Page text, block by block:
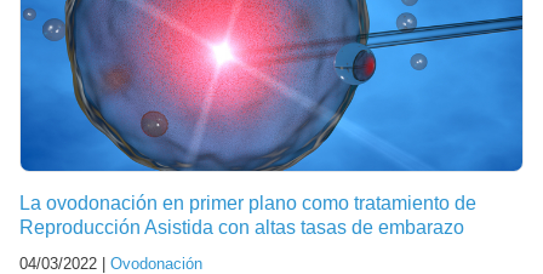
La ovodonación en primer plano como tratamiento de
Reproducción Asistida con altas tasas de embarazo
04/03/2022 | Ovodonación